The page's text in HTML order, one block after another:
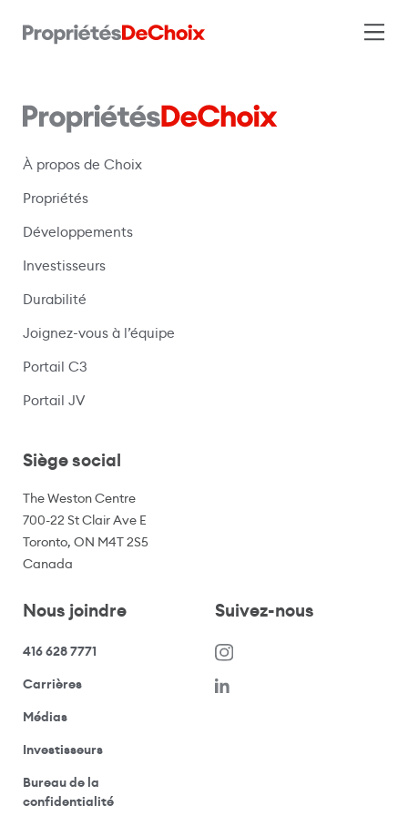
À propos de Choix
Propriétés
Développements
Investisseurs
Durabilité
Joignez-vous à l’équipe
Portail C3
Portail JV(s’ouvre dans une nouvelle fenêtre)
Siège social
The Weston Centre
700-22 St Clair Ave E
Toronto, ON M4T 2S5
Canada
Nous joindre
416 628 7771
Carrières(s’ouvre dans une nouvelle fenêtre)
Médias(ouvre votre application de messagerie)
Investisseurs(ouvre votre application de messagerie)
Bureau de la
confidentialité(ouvre votre application de messagerie)
Suivez-nous